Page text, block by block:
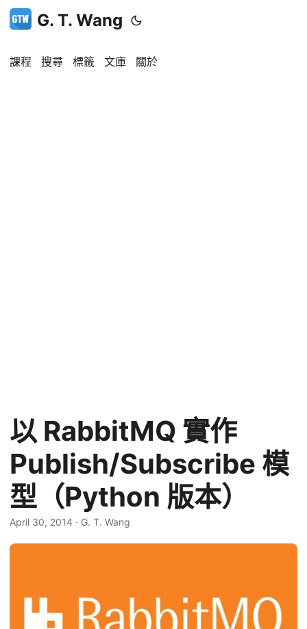
G. T. Wang
課程 搜尋 標籤 文庫 關於
以 RabbitMQ 實作
Publish/Subscribe 模
型（Python 版本）
April 30, 2014 · G. T. Wang